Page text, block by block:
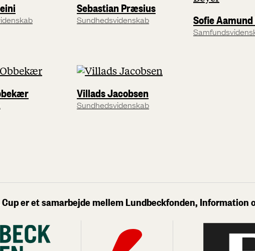
Sebastian Præsius
Sundhedsvidenskab Sofie
Villads Jacobsen
Sundhedsvidenskab
Cup er et samarbejde mellem Lundbeckfonden, Information